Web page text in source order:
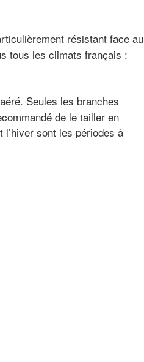
résistant face au
tous les climats français :
Seules les branches
de le tailler en
l’hiver sont les périodes à